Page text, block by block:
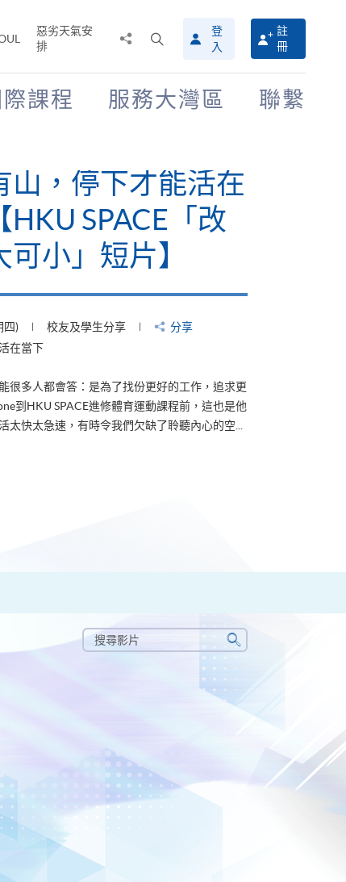
惡劣天氣安
排
搜
尋
介
登
入
註
冊
際課程 服務大灣區 聯繫
山，停下才能活在
HKU SPACE「改
小」短片】
四) 校友及學生分享
分享
在當下
很多人都會答：是為了找份更好的工作，追求更
到HKU SPACE進修體育運動課程前，這也是他
太快太急速，有時令我們欠缺了聆聽內心的空...
搜
尋
搜
尋